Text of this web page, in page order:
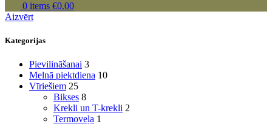
0 items €0.00
Aizvērt
Kategorijas
Pievilināšanai 3
Melnā piektdiena 10
Vīriešiem 25
Bikses 8
Krekli un T-krekli 2
Termoveļa 1